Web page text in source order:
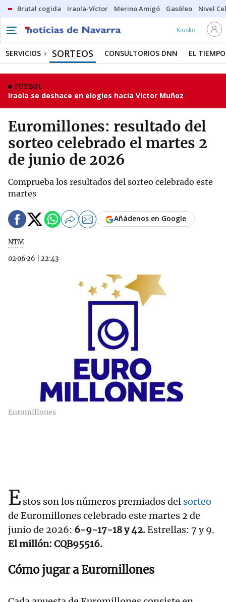
Brutal cogida Iraola-Víctor Merino Amigó Gasóleo Nivel
Kiosko
SERVICIOS SORTEOS CONSULTORIOS DNN EL TIEMPO
FÚTBOL
Iraola se deshace en elogios hacia Víctor Muñoz
Euromillones: resultado del
sorteo celebrado el martes 2
de junio de 2026
Comprueba los resultados del sorteo celebrado este
martes
NTM
02·06·26
22:43
Añádenos en Google
Euromillones
Estos son los números premiados del sorteo
de Euromillones celebrado este martes 2 de
junio de 2026: 6-9-17-18 y 42.Estrellas: 7 y 9.
El millón: CQB95516.
Cómo jugar a Euromillones